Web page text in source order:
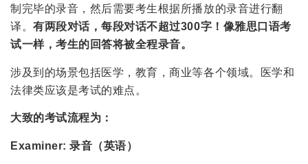
制完毕的录音，然后需要考生根据所播放的录音进行翻
译。有两段对话，每段对话不超过300字！像雅思口语考
试一样，考生的回答将被全程录音。
涉及到的场景包括医学，教育，商业等各个领域。医学和
法律类应该是考试的难点。
大致的考试流程为：
Examiner: 录音（英语）